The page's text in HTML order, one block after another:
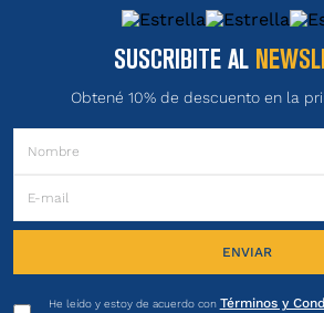
SUSCRIBITE AL
Obtené 10% de descuento en la
ENVIAR
He leído y estoy de acuerdo con Términos y